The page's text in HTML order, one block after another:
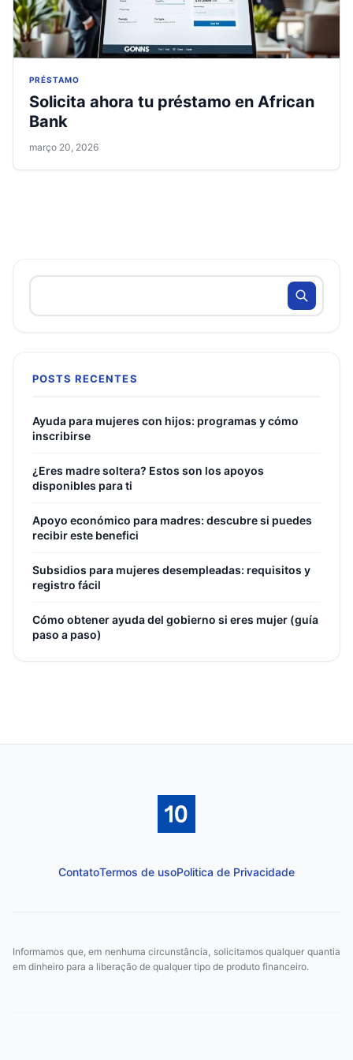
PRÉSTAMO
Solicita ahora tu préstamo en African
Bank
março 20, 2026
POSTS RECENTES
Ayuda para mujeres con hijos: programas y cómo
inscribirse
¿Eres madre soltera? Estos son los apoyos
disponibles para ti
Apoyo económico para madres: descubre si puedes
recibir este benefici
Subsidios para mujeres desempleadas: requisitos y
registro fácil
Cómo obtener ayuda del gobierno si eres mujer (guía
paso a paso)
ContatoTermos de usoPolitica de Privacidade
Informamos que, em nenhuma circunstância, solicitamos qualquer quantia
em dinheiro para a liberação de qualquer tipo de produto financeiro.